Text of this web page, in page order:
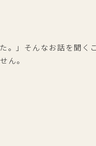
。」そんなお話を聞く
ん。